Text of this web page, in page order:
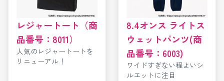
レジャートート（商
品番号：8011）
人気のレジャートートを
リニューアル！
8.4オンス ライトス
ウェットパンツ(商
品番号：6003)
ワイドすぎない程よいシ
ルエットに注目